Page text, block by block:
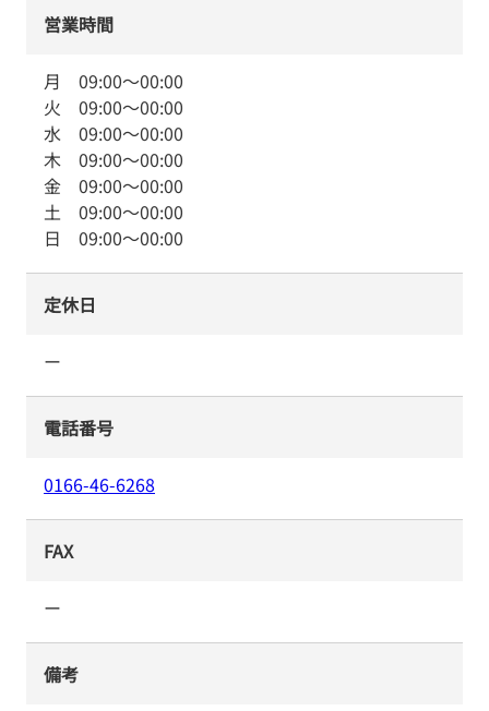
営業時間
月 09:00～00:00
火 09:00～00:00
水 09:00～00:00
木 09:00～00:00
金 09:00～00:00
土 09:00～00:00
日 09:00～00:00
定休日
ー
電話番号
0166-46-6268
FAX
ー
備考